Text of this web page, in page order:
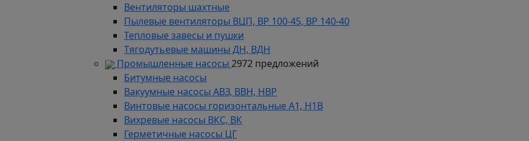
Вентиляторы шахтные
Пылевые вентиляторы ВЦП, ВР 100-45, ВР 140-40
Тепловые завесы и пушки
Тягодутьевые машины ДН, ВДН
Промышленные насосы 2972 предложений
Битумные насосы
Вакуумные насосы АВЗ, ВВН, НВР
Винтовые насосы горизонтальные А1, Н1В
Вихревые насосы ВКС, ВК
Герметичные насосы ЦГ